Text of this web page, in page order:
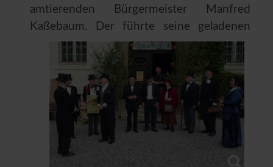
amtierenden Bürgermeister Manfred
Kaßebaum. Der führte seine geladenen